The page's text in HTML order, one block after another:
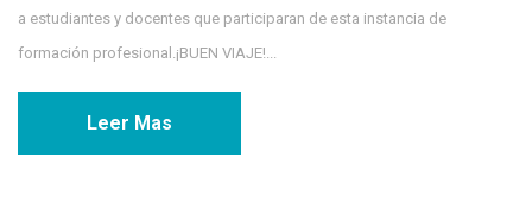
a estudiantes y docentes que participaran de esta instancia de
formación profesional.¡BUEN VIAJE!...
Leer Mas